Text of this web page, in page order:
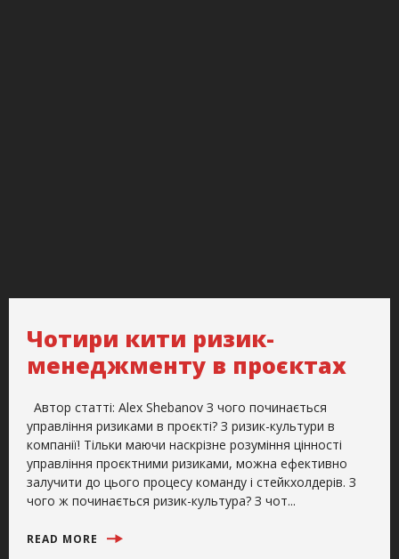
Чотири кити ризик-
менеджменту в проєктах
Автор статті: Alex Shebanov З чого починається
управління ризиками в проєкті? З ризик-культури в
компанії! Тільки маючи наскрізне розуміння цінності
управління проєктними ризиками, можна ефективно
залучити до цього процесу команду і стейкхолдерів. З
чого ж починається ризик-культура? З чот...
READ MORE